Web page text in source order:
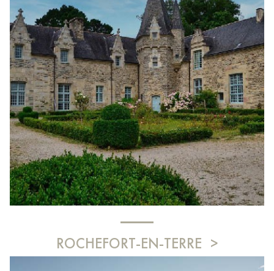
ROCHEFORT-EN-TERRE